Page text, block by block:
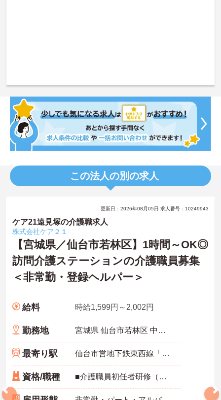
この法人の別の求人
更新日：2026年08月05日 求人番号：10249943
ケア21遠見塚の介護職求人
株式会社ケア２１
【宮城県／仙台市若林区】1時間～OK◎
訪問介護ステーションの介護職員募集
＜非常勤・登録ヘルパー＞
給料 時給1,599円～2,002円
勤務地 宮城県 仙台市若林区 中倉1-3-1 中倉貸店舗事務所1F
最寄り駅 仙台市営地下鉄東西線「薬師堂(宮城)駅」徒歩10分
資格/職種 ■介護職員初任者研修（ヘルパー2級）以上必須 ■経験不問 ■普通自動車運転免許（AT限定可）あれば尚可 ※訪問の際に車やバイク稼働の場合